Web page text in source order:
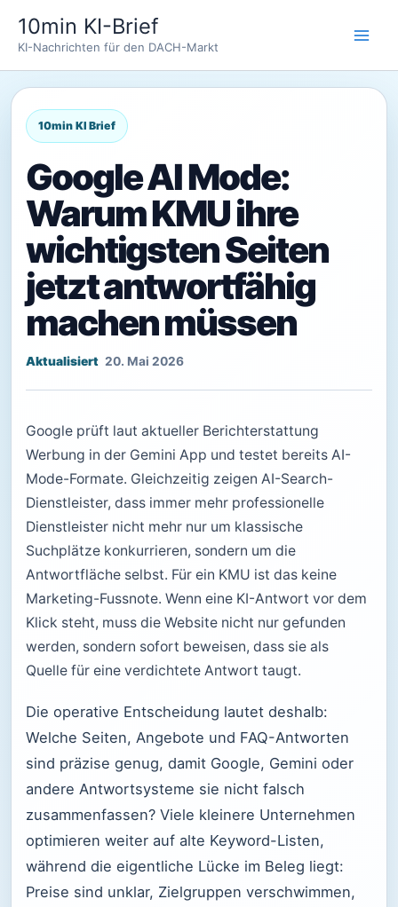
Inhalt
springen
10min KI-Brief
KI-Nachrichten für den DACH-Markt
Google AI Mode:
Warum KMU ihre
wichtigsten Seiten
jetzt antwortfähig
machen müssen
20. Mai 2026
Google prüft laut aktueller Berichterstattung
Werbung in der Gemini App und testet bereits AI-
Mode-Formate. Gleichzeitig zeigen AI-Search-
Dienstleister, dass immer mehr professionelle
Dienstleister nicht mehr nur um klassische
Suchplätze konkurrieren, sondern um die
Antwortfläche selbst. Für ein KMU ist das keine
Marketing-Fussnote. Wenn eine KI-Antwort vor dem
Klick steht, muss die Website nicht nur gefunden
werden, sondern sofort beweisen, dass sie als
Quelle für eine verdichtete Antwort taugt.
Die operative Entscheidung lautet deshalb:
Welche Seiten, Angebote und FAQ-Antworten
sind präzise genug, damit Google, Gemini oder
andere Antwortsysteme sie nicht falsch
zusammenfassen? Viele kleinere Unternehmen
optimieren weiter auf alte Keyword-Listen,
während die eigentliche Lücke im Beleg liegt:
Preise sind unklar, Zielgruppen verschwimmen,